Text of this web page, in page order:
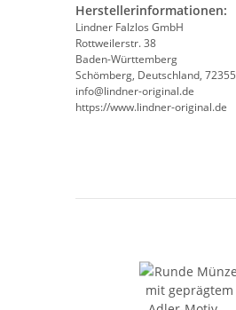
Herstellerinformationen:
Lindner Falzlos GmbH
Rottweilerstr. 38
Baden-Württemberg
Schömberg, Deutschland, 72355
info@lindner-original.de
https://www.lindner-original.de